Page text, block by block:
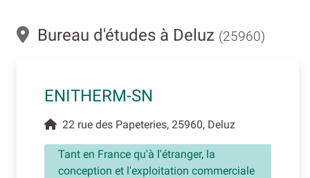
Bureau d'études à Deluz (25960)
ENITHERM-SN
22 rue des Papeteries, 25960, Deluz
Tant en France qu'à l'étranger, la
conception et l'exploitation commerciale